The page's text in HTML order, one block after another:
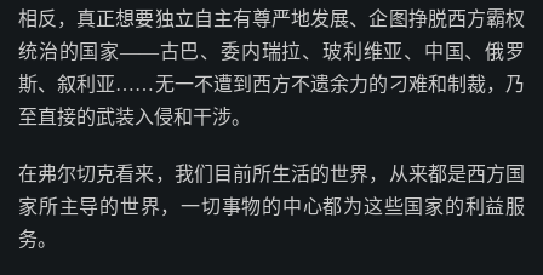
相反，真正想要独立自主有尊严地发展、企图挣脱西方霸权
统治的国家——古巴、委内瑞拉、玻利维亚、中国、俄罗
斯、叙利亚……无一不遭到西方不遗余力的刁难和制裁，乃
至直接的武装入侵和干涉。
在弗尔切克看来，我们目前所生活的世界，从来都是西方国
家所主导的世界，一切事物的中心都为这些国家的利益服
务。